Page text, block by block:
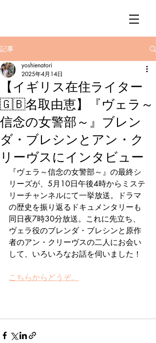
記事
【イギリス在住ライター
🇬🇧名取由恵】『ヴェラ～
信念の女警部～』ブレン
ダ・ブレシンとアン・ク
リーヴスにインタビュー
yoshienatori
2025年4月14日
『ヴェラ～信念の女警部～』の最終シ
リーズが、5月10日午後4時からミステ
リーチャンネルにて一挙放送。ドラマ
の歴史を振り返るドキュメンタリーも
同日夜7時30分放送。これに先立ち、
ヴェラ役のブレンダ・ブレシンと原作
者のアン・クリーヴスの二人にお会い
して、いろいろなお話を伺いました！
こちらからどうぞ。